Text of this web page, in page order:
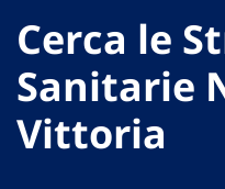
Cerca le
Sanitarie
Vittoria